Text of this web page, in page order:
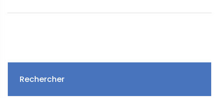
Rechercher